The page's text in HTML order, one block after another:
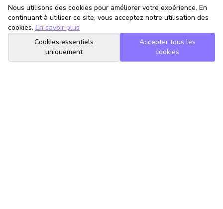
Nous utilisons des cookies pour améliorer votre expérience. En
continuant à utiliser ce site, vous acceptez notre utilisation des
cookies. En savoir plus
Cookies essentiels
uniquement
Accepter tous les
cookies